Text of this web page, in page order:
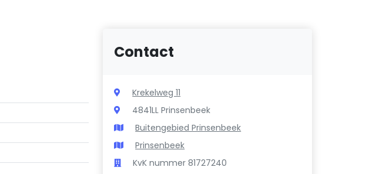
Contact
Krekelweg 11
4841LL Prinsenbeek
Buitengebied Prinsenbeek
Prinsenbeek
KvK nummer 81727240